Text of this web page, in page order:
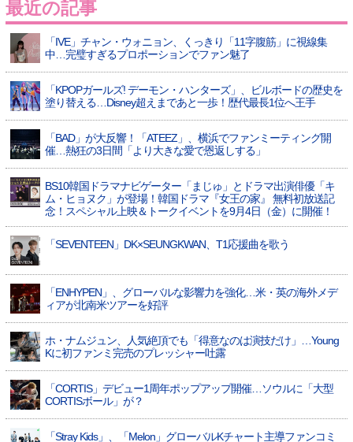
最近の記事
「IVE」チャン・ウォニョン、くっきり「11字腹筋」に視線集
中…完璧すぎるプロポーションでファン魅了
「KPOPガールズ! デーモン・ハンターズ」、ビルボードの歴史を
塗り替える…Disney超えまであと一歩！歴代最長1位へ王手
「BAD」が大反響！「ATEEZ」、横浜でファンミーティング開
催…熱狂の3日間「より大きな愛で恩返しする」
BS10韓国ドラマナビゲーター「まじゅ」とドラマ出演俳優「キ
ム・ヒョヌク」が登場！韓国ドラマ『女王の家』 無料初放送記
念！スペシャル上映＆トークイベントを9月4日（金）に開催！
「SEVENTEEN」DK×SEUNGKWAN、T1応援曲を歌う
「ENHYPEN」、グローバルな影響力を強化…米・英の海外メデ
ィアが北南米ツアーを好評
ホ・ナムジュン、人気絶頂でも「得意なのは演技だけ」…Young
Kに初ファンミ完売のプレッシャー吐露
「CORTIS」デビュー1周年ポップアップ開催…ソウルに「大型
CORTISボール」が？
「Stray Kids」、「Melon」グローバルKチャート主導ファンコミ